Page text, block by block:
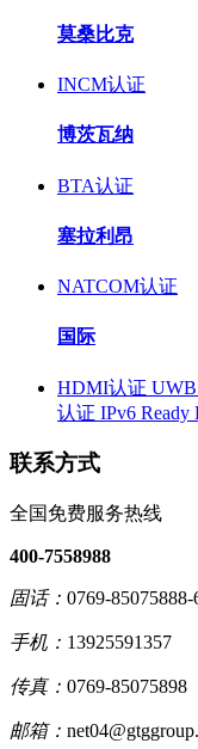
莫桑比克
INCM认证
博茨瓦纳
BTA认证
塞拉利昂
NATCOM认证
国际
HDMI认证
认证 IPv6 Ready
联系方式
全国免费服务热线
400-7558988
固话： 0769-85075888-
手机： 13925591357
传真： 0769-85075898
邮箱：